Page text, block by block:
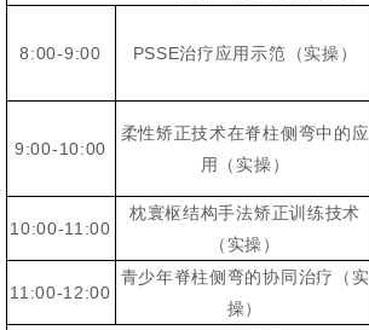
8:00-9:00 PSSE治疗应用示笵（实操）
9:00-10:00
柔性矫正技术在脊柱侧弯中的应
用（实操）
10:00-11:00
枕寰枢结构手法矫正训练技术
（实操）
11:00-12:00
青少年脊柱侧弯的协同治疗（实
操）